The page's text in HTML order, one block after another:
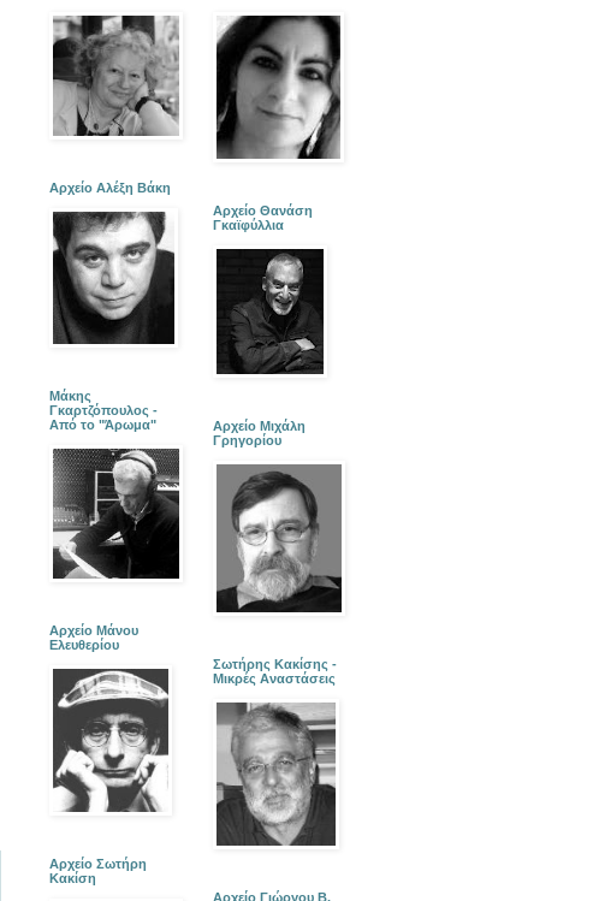
Αρχείο Αλέξη Βάκη
Μάκης
Γκαρτζόπουλος -
Από το "Άρωμα"
Αρχείο Μάνου
Ελευθερίου
Αρχείο Σωτήρη
Κακίση
Αρχείο Θανάση
Γκαϊφύλλια
Αρχείο Μιχάλη
Γρηγορίου
Σωτήρης Κακίσης -
Μικρές Αναστάσεις
Αρχείο Γιώργου Β.